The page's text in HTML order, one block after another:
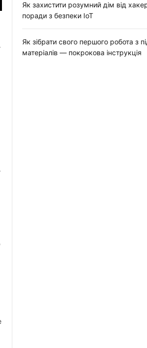
Як захистити розумний дім від
поради з безпеки IoT
Як зібрати свого першого робота з
матеріалів — покрокова інструкція